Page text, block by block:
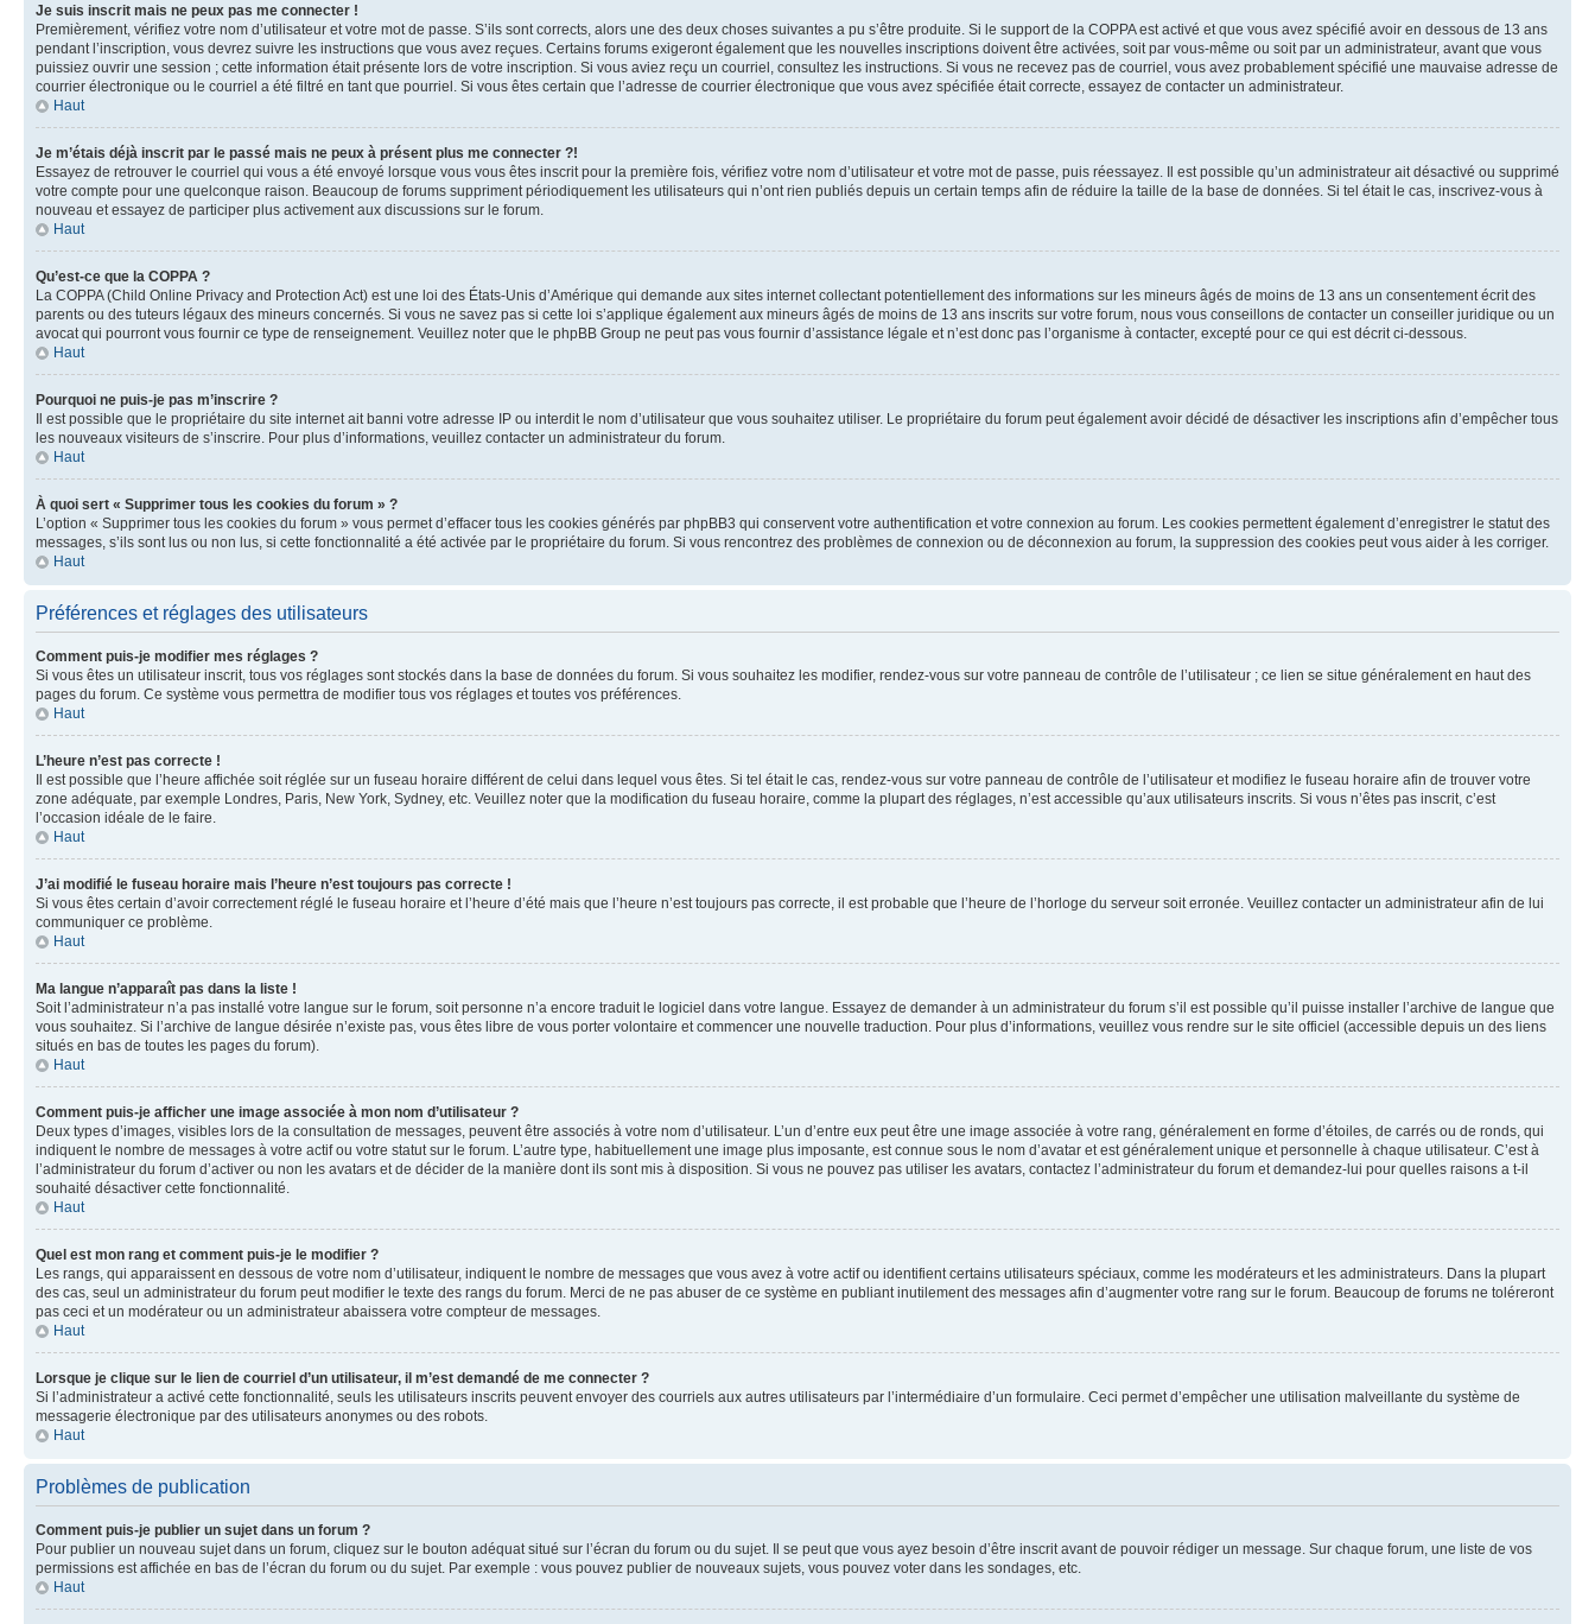
Je suis inscrit mais ne peux pas me connecter !
Premièrement, vérifiez votre nom d’utilisateur et votre mot de passe. S’ils sont corrects, alors une des deux choses suivantes a pu s’être produite. Si le support de la COPPA est activé et que vous avez spécifié avoir en dessous de 13 ans
pendant l’inscription, vous devrez suivre les instructions que vous avez reçues. Certains forums exigeront également que les nouvelles inscriptions doivent être activées, soit par vous-même ou soit par un administrateur, avant que vous
puissiez ouvrir une session ; cette information était présente lors de votre inscription. Si vous aviez reçu un courriel, consultez les instructions. Si vous ne recevez pas de courriel, vous avez probablement spécifié une mauvaise adresse de
courrier électronique ou le courriel a été filtré en tant que pourriel. Si vous êtes certain que l’adresse de courrier électronique que vous avez spécifiée était correcte, essayez de contacter un administrateur.
Haut
Je m’étais déjà inscrit par le passé mais ne peux à présent plus me connecter ?!
Essayez de retrouver le courriel qui vous a été envoyé lorsque vous vous êtes inscrit pour la première fois, vérifiez votre nom d’utilisateur et votre mot de passe, puis réessayez. Il est possible qu’un administrateur ait désactivé ou supprimé
votre compte pour une quelconque raison. Beaucoup de forums suppriment périodiquement les utilisateurs qui n’ont rien publiés depuis un certain temps afin de réduire la taille de la base de données. Si tel était le cas, inscrivez-vous à
nouveau et essayez de participer plus activement aux discussions sur le forum.
Haut
Qu’est-ce que la COPPA ?
La COPPA (Child Online Privacy and Protection Act) est une loi des États-Unis d’Amérique qui demande aux sites internet collectant potentiellement des informations sur les mineurs âgés de moins de 13 ans un consentement écrit des
parents ou des tuteurs légaux des mineurs concernés. Si vous ne savez pas si cette loi s’applique également aux mineurs âgés de moins de 13 ans inscrits sur votre forum, nous vous conseillons de contacter un conseiller juridique ou un
avocat qui pourront vous fournir ce type de renseignement. Veuillez noter que le phpBB Group ne peut pas vous fournir d’assistance légale et n’est donc pas l’organisme à contacter, excepté pour ce qui est décrit ci-dessous.
Haut
Pourquoi ne puis-je pas m’inscrire ?
Il est possible que le propriétaire du site internet ait banni votre adresse IP ou interdit le nom d’utilisateur que vous souhaitez utiliser. Le propriétaire du forum peut également avoir décidé de désactiver les inscriptions afin d’empêcher tous
les nouveaux visiteurs de s’inscrire. Pour plus d’informations, veuillez contacter un administrateur du forum.
Haut
À quoi sert « Supprimer tous les cookies du forum » ?
L’option « Supprimer tous les cookies du forum » vous permet d’effacer tous les cookies générés par phpBB3 qui conservent votre authentification et votre connexion au forum. Les cookies permettent également d’enregistrer le statut des
messages, s’ils sont lus ou non lus, si cette fonctionnalité a été activée par le propriétaire du forum. Si vous rencontrez des problèmes de connexion ou de déconnexion au forum, la suppression des cookies peut vous aider à les corriger.
Haut
Préférences et réglages des utilisateurs
Comment puis-je modifier mes réglages ?
Si vous êtes un utilisateur inscrit, tous vos réglages sont stockés dans la base de données du forum. Si vous souhaitez les modifier, rendez-vous sur votre panneau de contrôle de l’utilisateur ; ce lien se situe généralement en haut des
pages du forum. Ce système vous permettra de modifier tous vos réglages et toutes vos préférences.
Haut
L’heure n’est pas correcte !
Il est possible que l’heure affichée soit réglée sur un fuseau horaire différent de celui dans lequel vous êtes. Si tel était le cas, rendez-vous sur votre panneau de contrôle de l’utilisateur et modifiez le fuseau horaire afin de trouver votre
zone adéquate, par exemple Londres, Paris, New York, Sydney, etc. Veuillez noter que la modification du fuseau horaire, comme la plupart des réglages, n’est accessible qu’aux utilisateurs inscrits. Si vous n’êtes pas inscrit, c’est
l’occasion idéale de le faire.
Haut
J’ai modifié le fuseau horaire mais l’heure n’est toujours pas correcte !
Si vous êtes certain d’avoir correctement réglé le fuseau horaire et l’heure d’été mais que l’heure n’est toujours pas correcte, il est probable que l’heure de l’horloge du serveur soit erronée. Veuillez contacter un administrateur afin de lui
communiquer ce problème.
Haut
Ma langue n’apparaît pas dans la liste !
Soit l’administrateur n’a pas installé votre langue sur le forum, soit personne n’a encore traduit le logiciel dans votre langue. Essayez de demander à un administrateur du forum s’il est possible qu’il puisse installer l’archive de langue que
vous souhaitez. Si l’archive de langue désirée n’existe pas, vous êtes libre de vous porter volontaire et commencer une nouvelle traduction. Pour plus d’informations, veuillez vous rendre sur le site officiel (accessible depuis un des liens
situés en bas de toutes les pages du forum).
Haut
Comment puis-je afficher une image associée à mon nom d’utilisateur ?
Deux types d’images, visibles lors de la consultation de messages, peuvent être associés à votre nom d’utilisateur. L’un d’entre eux peut être une image associée à votre rang, généralement en forme d’étoiles, de carrés ou de ronds, qui
indiquent le nombre de messages à votre actif ou votre statut sur le forum. L’autre type, habituellement une image plus imposante, est connue sous le nom d’avatar et est généralement unique et personnelle à chaque utilisateur. C’est à
l’administrateur du forum d’activer ou non les avatars et de décider de la manière dont ils sont mis à disposition. Si vous ne pouvez pas utiliser les avatars, contactez l’administrateur du forum et demandez-lui pour quelles raisons a t-il
souhaité désactiver cette fonctionnalité.
Haut
Quel est mon rang et comment puis-je le modifier ?
Les rangs, qui apparaissent en dessous de votre nom d’utilisateur, indiquent le nombre de messages que vous avez à votre actif ou identifient certains utilisateurs spéciaux, comme les modérateurs et les administrateurs. Dans la plupart
des cas, seul un administrateur du forum peut modifier le texte des rangs du forum. Merci de ne pas abuser de ce système en publiant inutilement des messages afin d’augmenter votre rang sur le forum. Beaucoup de forums ne toléreront
pas ceci et un modérateur ou un administrateur abaissera votre compteur de messages.
Haut
Lorsque je clique sur le lien de courriel d’un utilisateur, il m’est demandé de me connecter ?
Si l’administrateur a activé cette fonctionnalité, seuls les utilisateurs inscrits peuvent envoyer des courriels aux autres utilisateurs par l’intermédiaire d’un formulaire. Ceci permet d’empêcher une utilisation malveillante du système de
messagerie électronique par des utilisateurs anonymes ou des robots.
Haut
Problèmes de publication
Comment puis-je publier un sujet dans un forum ?
Pour publier un nouveau sujet dans un forum, cliquez sur le bouton adéquat situé sur l’écran du forum ou du sujet. Il se peut que vous ayez besoin d’être inscrit avant de pouvoir rédiger un message. Sur chaque forum, une liste de vos
permissions est affichée en bas de l’écran du forum ou du sujet. Par exemple : vous pouvez publier de nouveaux sujets, vous pouvez voter dans les sondages, etc.
Haut